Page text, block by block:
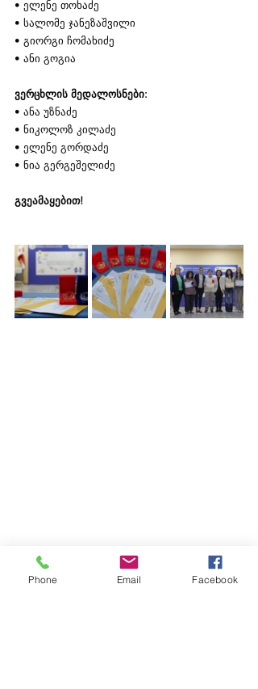
• ელენე თოხაძე
• სალომე ჯანეზაშვილი
• გიორგი ჩომახიძე
• ანი გოგია
ვერცხლის მედალოსნები:
• ანა უზნაძე
• ნიკოლოზ კილაძე
• ელენე გორდაძე
• ნია გერგეშელიძე
გვეამაყებით!
Phone Email Facebook